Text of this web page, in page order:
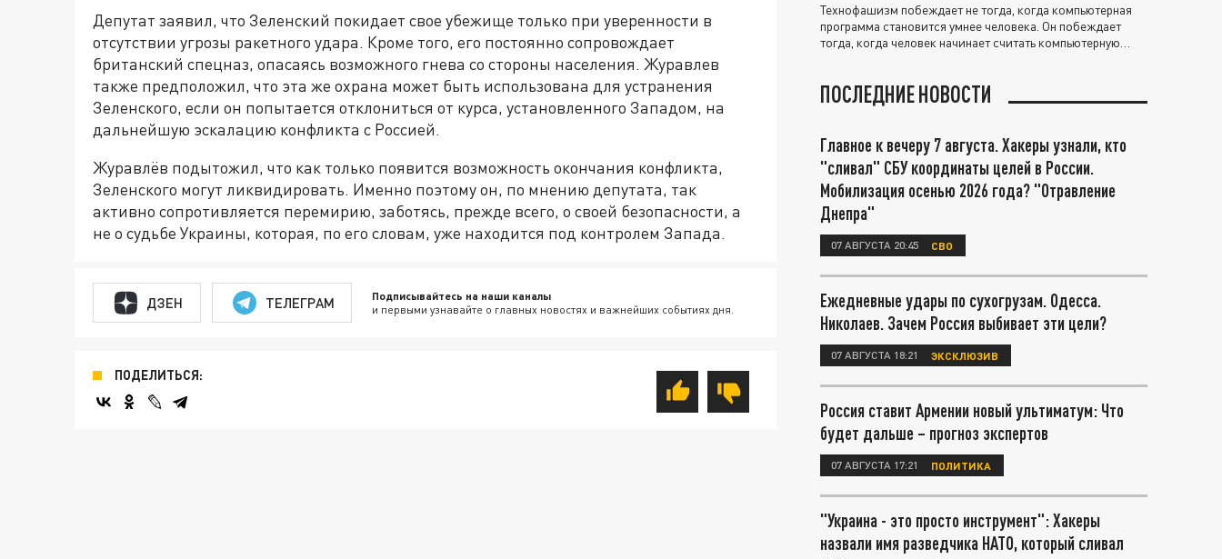
Депутат заявил, что Зеленский покидает свое убежище только при уверенности в
отсутствии угрозы ракетного удара. Кроме того, его постоянно сопровождает
британский спецназ, опасаясь возможного гнева со стороны населения. Журавлев
также предположил, что эта же охрана может быть использована для устранения
Зеленского, если он попытается отклониться от курса, установленного Западом, на
дальнейшую эскалацию конфликта с Россией.
Журавлёв подытожил, что как только появится возможность окончания конфликта,
Зеленского могут ликвидировать. Именно поэтому он, по мнению депутата, так
активно сопротивляется перемирию, заботясь, прежде всего, о своей безопасности, а
не о судьбе Украины, которая, по его словам, уже находится под контролем Запада.
ДЗЕН ТЕЛЕГРАМ Подписывайтесь на наши каналы
и первыми узнавайте о главных новостях и важнейших событиях дня.
ПОДЕЛИТЬСЯ:
Технофашизм побеждает не тогда, когда компьютерная
программа становится умнее человека. Он побеждает
тогда, когда человек начинает считать компьютерную
ПОСЛЕДНИЕ НОВОСТИ
Главное к вечеру 7 августа. Хакеры узнали, кто
"сливал" СБУ координаты целей в России.
Мобилизация осенью 2026 года? "Отравление
Днепра"
07 АВГУСТА 20:45 СВО
Ежедневные удары по сухогрузам. Одесса.
Николаев. Зачем Россия выбивает эти цели?
07 АВГУСТА 18:21 ЭКСКЛЮЗИВ
Россия ставит Армении новый ультиматум: Что
будет дальше – прогноз экспертов
07 АВГУСТА 17:21 ПОЛИТИКА
"Украина - это просто инструмент": Хакеры
назвали имя разведчика НАТО, который сливал